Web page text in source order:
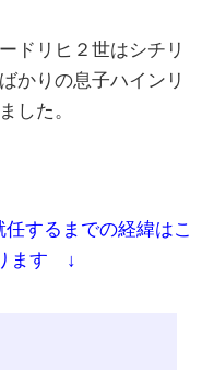
ドリヒ２世はシチリ
かりの息子ハインリ
した。
するまでの経緯はこ
ます ↓